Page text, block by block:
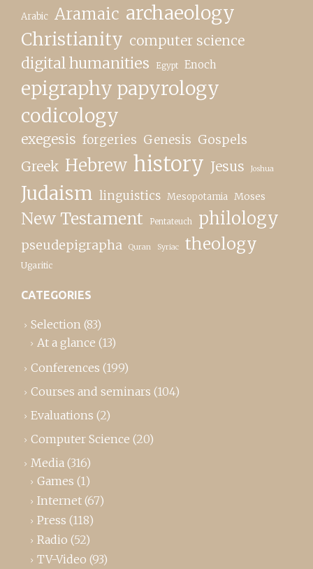
Arabic Aramaic archaeology
Christianity computer science
digital humanities Egypt Enoch
epigraphy papyrology
codicology
exegesis forgeries Genesis Gospels
Greek Hebrew history Jesus Joshua
Judaism linguistics Mesopotamia Moses
New Testament Pentateuch philology
pseudepigrapha Quran Syriac theology
Ugaritic
CATEGORIES
Selection (83)
At a glance (13)
Conferences (199)
Courses and seminars (104)
Evaluations (2)
Computer Science (20)
Media (316)
Games (1)
Internet (67)
Press (118)
Radio (52)
TV-Video (93)